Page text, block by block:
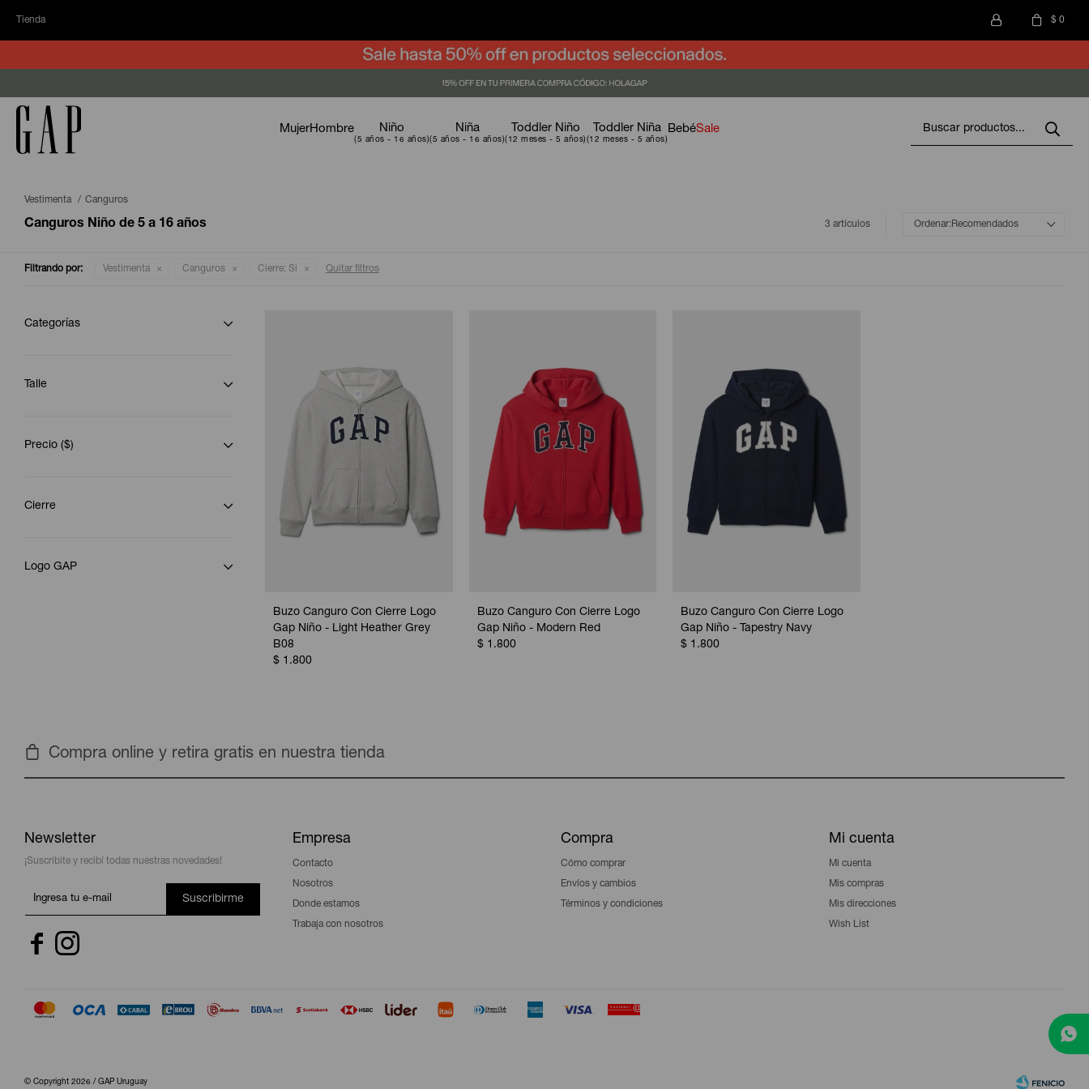
Tienda $ 0
MujerHombre Niño Niña Toddler Niño Toddler Niña BebéSale
Vestimenta Canguros
Canguros Niño de 5 a 16 años 3 artículos Recomendados
Filtrando por: Vestimenta Canguros Cierre: Si Quitar filtros
Buzo Canguro Con Cierre Logo
Gap Niño - Light Heather Grey
B08
$ 1.800
Buzo Canguro Con Cierre Logo
Gap Niño - Modern Red
$ 1.800
Buzo Canguro Con Cierre Logo
Gap Niño - Tapestry Navy
$ 1.800
Categorías
Talle
Precio ($)
Cierre
Logo GAP
Compra online y retira gratis en nuestra tienda
Newsletter
¡Suscribite y recibí todas nuestras novedades!
Suscribirme
 
Empresa
Contacto
Nosotros
Donde estamos
Trabaja con nosotros
Compra
Cómo comprar
Envíos y cambios
Términos y condiciones
Mi cuenta
Mi cuenta
Mis compras
Mis direcciones
Wish List
© Copyright 2026 / GAP Uruguay